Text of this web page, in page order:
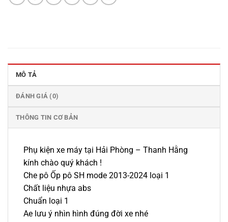
MÔ TẢ
ĐÁNH GIÁ (0)
THÔNG TIN CƠ BẢN
Phụ kiện xe máy tại Hải Phòng – Thanh Hằng
kính chào quý khách !
Che pô Ốp pô SH mode 2013-2024 loại 1
Chất liệu nhựa abs
Chuẩn loại 1
Ae lưu ý nhìn hình đúng đời xe nhé